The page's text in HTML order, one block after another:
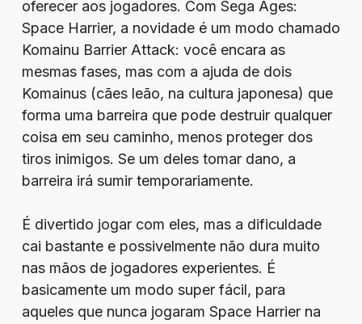
oferecer aos jogadores. Com Sega Ages:
Space Harrier, a novidade é um modo chamado
Komainu Barrier Attack: você encara as
mesmas fases, mas com a ajuda de dois
Komainus (cães leão, na cultura japonesa) que
forma uma barreira que pode destruir qualquer
coisa em seu caminho, menos proteger dos
tiros inimigos. Se um deles tomar dano, a
barreira irá sumir temporariamente.
É divertido jogar com eles, mas a dificuldade
cai bastante e possivelmente não dura muito
nas mãos de jogadores experientes. É
basicamente um modo super fácil, para
aqueles que nunca jogaram Space Harrier na